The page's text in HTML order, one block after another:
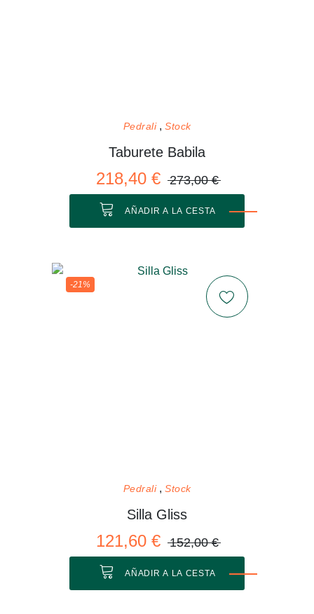
Pedrali Stock
Taburete Babila
218,40 € 273,00 €
AÑADIR A LA CESTA
-21%
Pedrali Stock
Silla Gliss
121,60 € 152,00 €
AÑADIR A LA CESTA